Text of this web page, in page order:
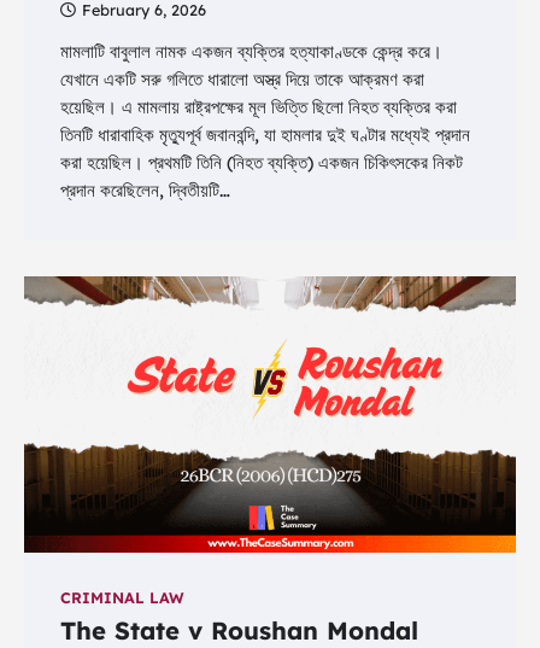
February 6, 2026
মামলাটি বাবুলাল নামক একজন ব্যক্তির হত্যাকাণ্ডকে কেন্দ্র করে।
যেখানে একটি সরু গলিতে ধারালো অস্ত্র দিয়ে তাকে আক্রমণ করা
হয়েছিল। এ মামলায় রাষ্ট্রপক্ষের মূল ভিত্তি ছিলো নিহত ব্যক্তির করা
তিনটি ধারাবাহিক মৃত্যুপূর্ব জবানবন্দি, যা হামলার দুই ঘণ্টার মধ্যেই প্রদান
করা হয়েছিল। প্রথমটি তিনি (নিহত ব্যক্তি) একজন চিকিৎসকের নিকট
প্রদান করেছিলেন, দ্বিতীয়টি…
CRIMINAL LAW
The State v Roushan Mondal